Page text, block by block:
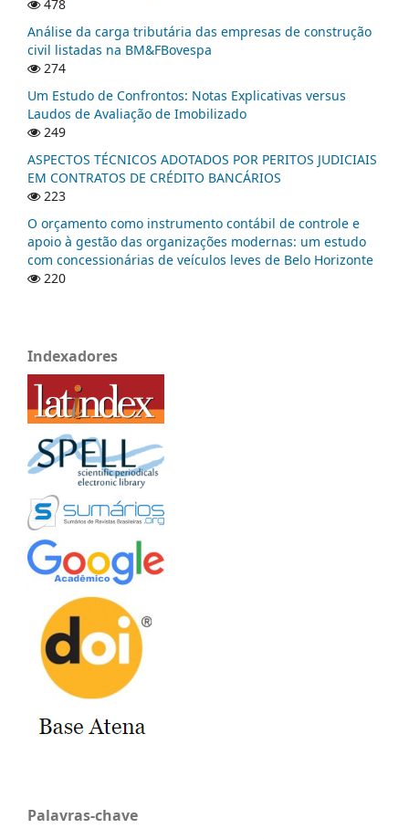
478
Análise da carga tributária das empresas de construção
civil listadas na BM&FBovespa
274
Um Estudo de Confrontos: Notas Explicativas versus
Laudos de Avaliação de Imobilizado
249
ASPECTOS TÉCNICOS ADOTADOS POR PERITOS JUDICIAIS
EM CONTRATOS DE CRÉDITO BANCÁRIOS
223
O orçamento como instrumento contábil de controle e
apoio à gestão das organizações modernas: um estudo
com concessionárias de veículos leves de Belo Horizonte
220
Indexadores
Palavras-chave